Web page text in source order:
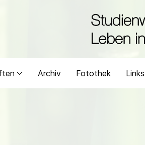
Archiv Fotothek Links